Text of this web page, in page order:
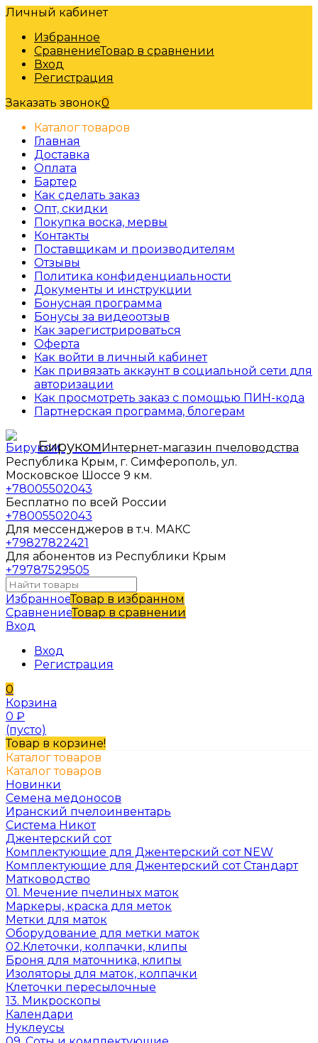
Личный кабинет
Избранное
СравнениеТовар в сравнении
Вход
Регистрация
Заказать звонок0
Каталог товаров
Главная
Доставка
Оплата
Бартер
Как сделать заказ
Опт, скидки
Покупка воска, мервы
Контакты
Поставщикам и производителям
Отзывы
Политика конфиденциальности
Документы и инструкции
Бонусная программа
Бонусы за видеоотзыв
Как зарегистрироваться
Оферта
Как войти в личный кабинет
Как привязать аккаунт в социальной сети для
авторизации
Как просмотреть заказ с помощью ПИН-кода
Партнерская программа, блогерам
БирукомИнтернет-магазин пчеловодства
Республика Крым, г. Симферополь, ул.
Московское Шоссе 9 км.
+78005502043
Бесплатно по всей России
+78005502043
Для мессенджеров в т.ч. МАКС
+79827822421
Для абонентов из Республики Крым
+79787529505
ИзбранноеТовар в избранном
СравнениеТовар в сравнении
Вход
Вход
Регистрация
0
Корзина
0 ₽
(пусто)
Товар в корзине!
Каталог товаров
Каталог товаров
Новинки
Семена медоносов
Иранский пчелоинвентарь
Система Никот
Джентерский сот
Комплектующие для Джентерский сот NEW
Комплектующие для Джентерский сот Стандарт
Матководство
01. Мечение пчелиных маток
Маркеры, краска для меток
Метки для маток
Оборудование для метки маток
02.Клеточки, колпачки, клипы
Броня для маточника, клипы
Изоляторы для маток, колпачки
Клеточки пересылочные
13. Микроскопы
Календари
Нуклеусы